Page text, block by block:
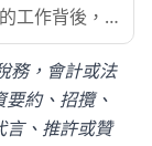
下文探討AI
義、與晶片
介紹全球市
概念美股及
，以及如何
工作背後，
歡在星期三
，感受一下
氣氛。無論
迷，還是想
務，會計或法
約、招攬、
言、推許或贊